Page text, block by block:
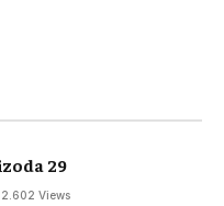
29
2.602 Views